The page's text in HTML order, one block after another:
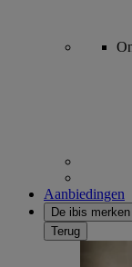
Aanbiedingen
De ibis merken
Terug